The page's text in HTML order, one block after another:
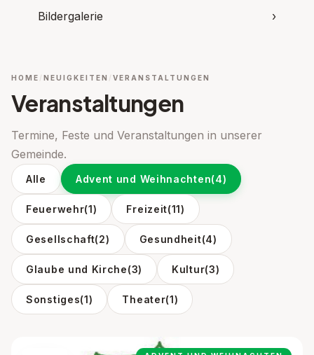
Bildergalerie ›
HOME NEUIGKEITEN VERANSTALTUNGEN
Veranstaltungen
Termine, Feste und Veranstaltungen in unserer
Gemeinde.
Alle Advent und Weihnachten(4)
Feuerwehr(1) Freizeit(11)
Gesellschaft(2) Gesundheit(4)
Glaube und Kirche(3) Kultur(3)
Sonstiges(1) Theater(1)